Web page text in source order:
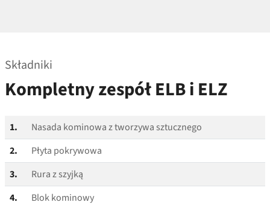
Składniki
Kompletny zespół ELB i ELZ
1.
Nasada kominowa z tworzywa sztucznego
2.
Płyta pokrywowa
3.
Rura z szyjką
4.
Blok kominowy